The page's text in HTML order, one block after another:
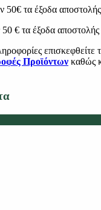
τα έξοδα αποστολής
€ τα έξοδα αποστολής
επισκεφθείτε
Προϊόντων καθώς